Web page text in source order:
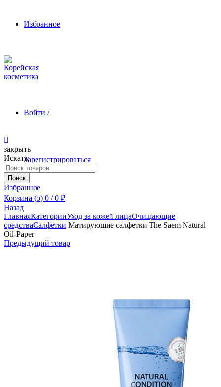
Избранное
Войти /
Зарегистрироваться
закрыть
Искать:
Поиск
Избранное
Корзина (o) 0 / 0 ₽
Назад
ГлавнаяКатегорииУход за кожей лицаОчищающие
средстваСалфетки Матирующие салфетки The Saem Natural
Oil-Paper
Предыдущий товар